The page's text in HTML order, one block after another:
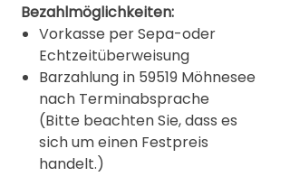
Bezahlmöglichkeiten:
Vorkasse per Sepa-oder
Echtzeitüberweisung
Barzahlung in 59519 Möhnesee
nach Terminabsprache
(Bitte beachten Sie, dass es
sich um einen Festpreis
handelt.)